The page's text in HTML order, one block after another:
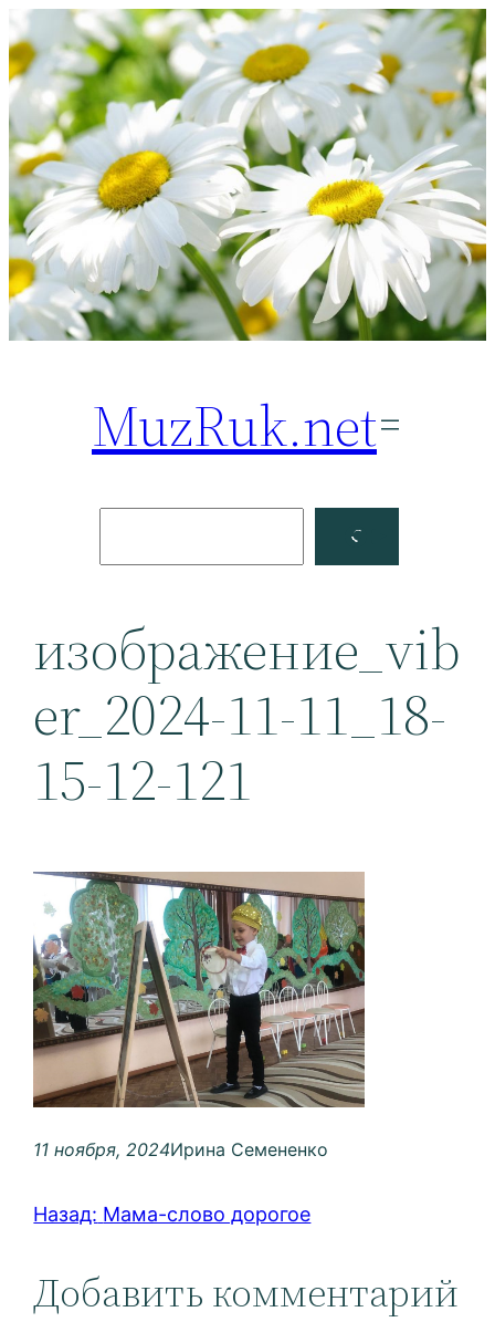
Перейти
к
содержимому
MuzRuk.net
Facebook
изображение_vib
er_2024-11-11_18-
15-12-121
11 ноября, 2024Ирина Семененко
Назад: Мама-слово дорогое
Добавить комментарий